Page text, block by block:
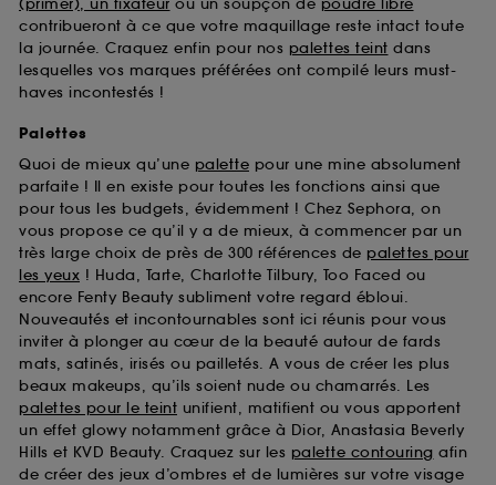
(primer), un fixateur ou un soupçon de poudre libre
contribueront à ce que votre maquillage reste intact toute
la journée. Craquez enfin pour nos palettes teint dans
lesquelles vos marques préférées ont compilé leurs must-
haves incontestés !
Palettes
Quoi de mieux qu’une palette pour une mine absolument
parfaite ! Il en existe pour toutes les fonctions ainsi que
pour tous les budgets, évidemment ! Chez Sephora, on
vous propose ce qu’il y a de mieux, à commencer par un
très large choix de près de 300 références de palettes pour
les yeux ! Huda, Tarte, Charlotte Tilbury, Too Faced ou
encore Fenty Beauty subliment votre regard ébloui.
Nouveautés et incontournables sont ici réunis pour vous
inviter à plonger au cœur de la beauté autour de fards
mats, satinés, irisés ou pailletés. A vous de créer les plus
beaux makeups, qu’ils soient nude ou chamarrés. Les
palettes pour le teint unifient, matifient ou vous apportent
un effet glowy notamment grâce à Dior, Anastasia Beverly
Hills et KVD Beauty. Craquez sur les palette contouring afin
de créer des jeux d’ombres et de lumières sur votre visage